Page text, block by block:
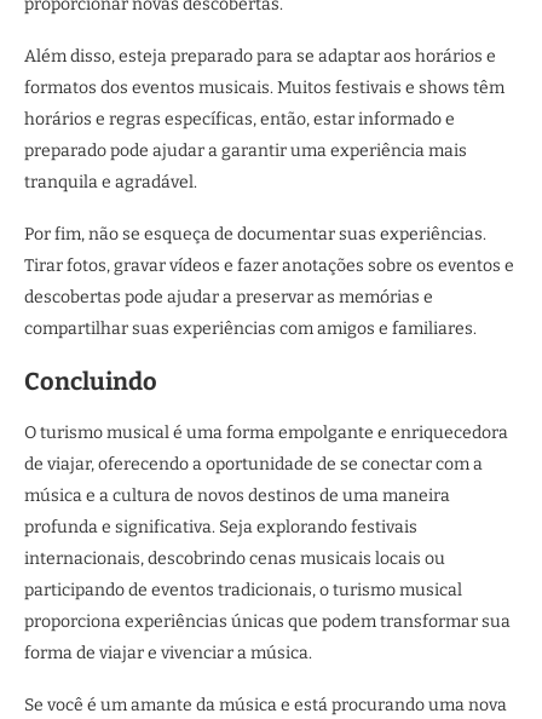
proporcionar novas descobertas.
Além disso, esteja preparado para se adaptar aos horários e
formatos dos eventos musicais. Muitos festivais e shows têm
horários e regras específicas, então, estar informado e
preparado pode ajudar a garantir uma experiência mais
tranquila e agradável.
Por fim, não se esqueça de documentar suas experiências.
Tirar fotos, gravar vídeos e fazer anotações sobre os eventos e
descobertas pode ajudar a preservar as memórias e
compartilhar suas experiências com amigos e familiares.
Concluindo
O turismo musical é uma forma empolgante e enriquecedora
de viajar, oferecendo a oportunidade de se conectar com a
música e a cultura de novos destinos de uma maneira
profunda e significativa. Seja explorando festivais
internacionais, descobrindo cenas musicais locais ou
participando de eventos tradicionais, o turismo musical
proporciona experiências únicas que podem transformar sua
forma de viajar e vivenciar a música.
Se você é um amante da música e está procurando uma nova